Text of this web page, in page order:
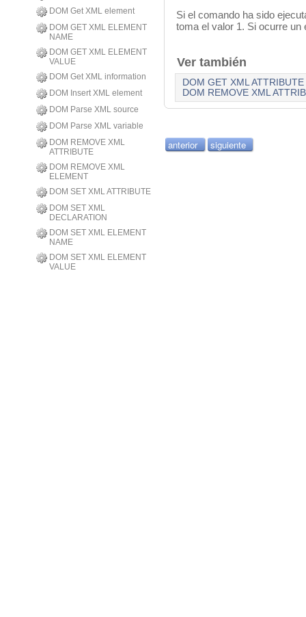
DOM Get XML element
DOM GET XML ELEMENT
NAME
DOM GET XML ELEMENT
VALUE
DOM Get XML information
DOM Insert XML element
DOM Parse XML source
DOM Parse XML variable
DOM REMOVE XML
ATTRIBUTE
DOM REMOVE XML
ELEMENT
DOM SET XML ATTRIBUTE
DOM SET XML
DECLARATION
DOM SET XML ELEMENT
NAME
DOM SET XML ELEMENT
VALUE
Si el comando ha sido
toma el valor 1. Si ocurre un
Ver también
DOM GET XML
DOM REMOVE XML
anterior siguiente